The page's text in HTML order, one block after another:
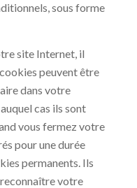
sous forme
site Internet, il
peuvent être
dans votre
cas ils sont
vous fermez votre
pour une durée
permanents. Ils
votre